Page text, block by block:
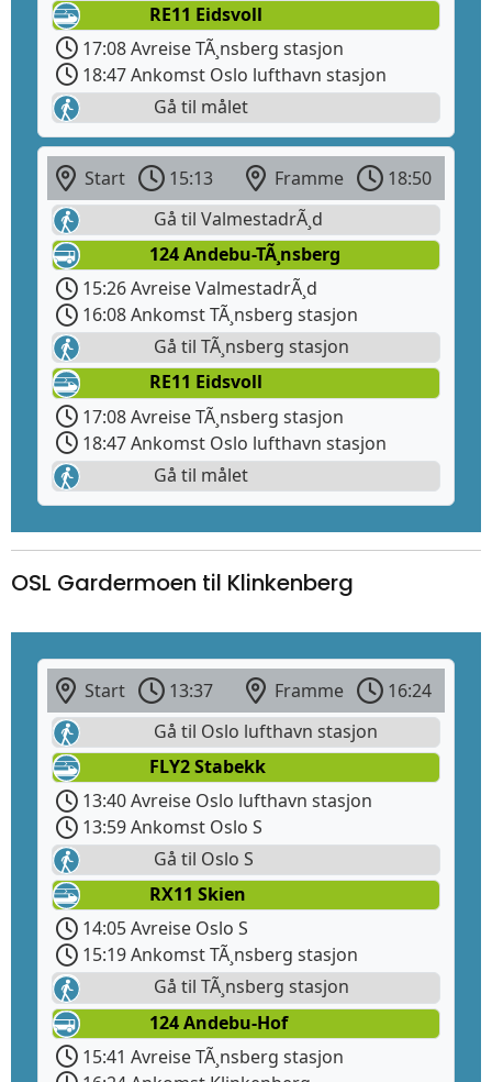
RE11 Eidsvoll
17:08 Avreise TÃ¸nsberg stasjon
18:47 Ankomst Oslo lufthavn stasjon
Gå til målet
Start 15:13 Framme
18:50
Gå til ValmestadrÃ¸d
124 Andebu-TÃ¸nsberg
15:26 Avreise ValmestadrÃ¸d
16:08 Ankomst TÃ¸nsberg stasjon
Gå til TÃ¸nsberg stasjon
RE11 Eidsvoll
17:08 Avreise TÃ¸nsberg stasjon
18:47 Ankomst Oslo lufthavn stasjon
Gå til målet
OSL Gardermoen til Klinkenberg
Start 13:37 Framme
16:24
Gå til Oslo lufthavn stasjon
FLY2 Stabekk
13:40 Avreise Oslo lufthavn stasjon
13:59 Ankomst Oslo S
Gå til Oslo S
RX11 Skien
14:05 Avreise Oslo S
15:19 Ankomst TÃ¸nsberg stasjon
Gå til TÃ¸nsberg stasjon
124 Andebu-Hof
15:41 Avreise TÃ¸nsberg stasjon